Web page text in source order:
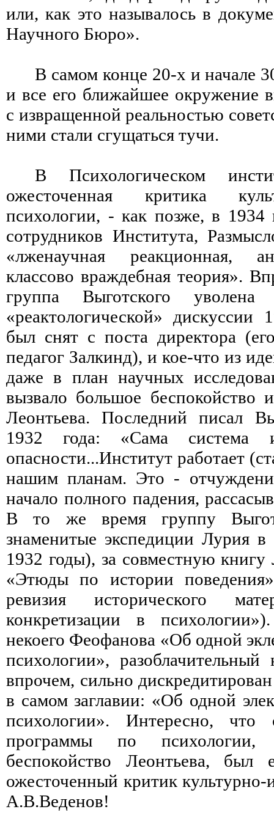
или, как это называлось в
Научного Бюро».
В самом конце 20-х и начале
и все его ближайшее окружение
с извращенной реальностью
ними стали сгущаться тучи.
В Психологическом
ожесточенная критика
психологии, - как позже, в 1934
сотрудников Института,
«лженаучная реакционная,
классово враждебная теория».
группа Выготского
«реактологической» дискуссии
был снят с поста директора
педагог Залкинд), и кое-что из
даже в план научных
вызвало большое беспокойство
Леонтьева. Последний писал
1932 года: «Сама система
опасности...Институт работает
нашим планам. Это -
начало полного падения,
В то же время группу
знаменитые экспедиции Лурия
1932 годы), за совместную
«Этюды по истории поведения»
ревизия исторического
конкретизации в
некоего Феофанова «Об одной
психологии»,
впрочем, сильно
в самом заглавии: «Об одной
психологии». Интересно,
программы по психологии,
беспокойство Леонтьева,
ожесточенный критик
А.В.Веденов!